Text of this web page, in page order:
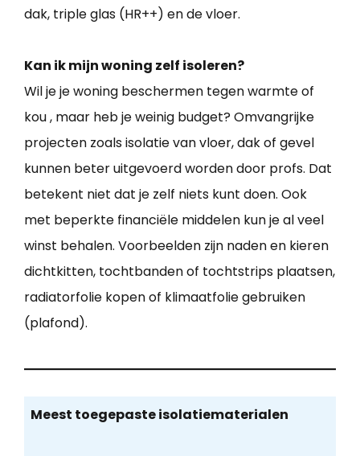
dak, triple glas (HR++) en de vloer.
Kan ik mijn woning zelf isoleren?
Wil je je woning beschermen tegen warmte of
kou , maar heb je weinig budget? Omvangrijke
projecten zoals isolatie van vloer, dak of gevel
kunnen beter uitgevoerd worden door profs. Dat
betekent niet dat je zelf niets kunt doen. Ook
met beperkte financiële middelen kun je al veel
winst behalen. Voorbeelden zijn naden en kieren
dichtkitten, tochtbanden of tochtstrips plaatsen,
radiatorfolie kopen of klimaatfolie gebruiken
(plafond).
Meest toegepaste isolatiematerialen